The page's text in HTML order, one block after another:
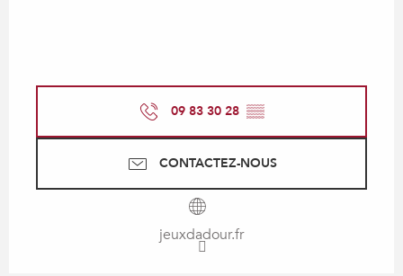
09 83 30 28 ▒▒
CONTACTEZ-NOUS
jeuxdadour.fr